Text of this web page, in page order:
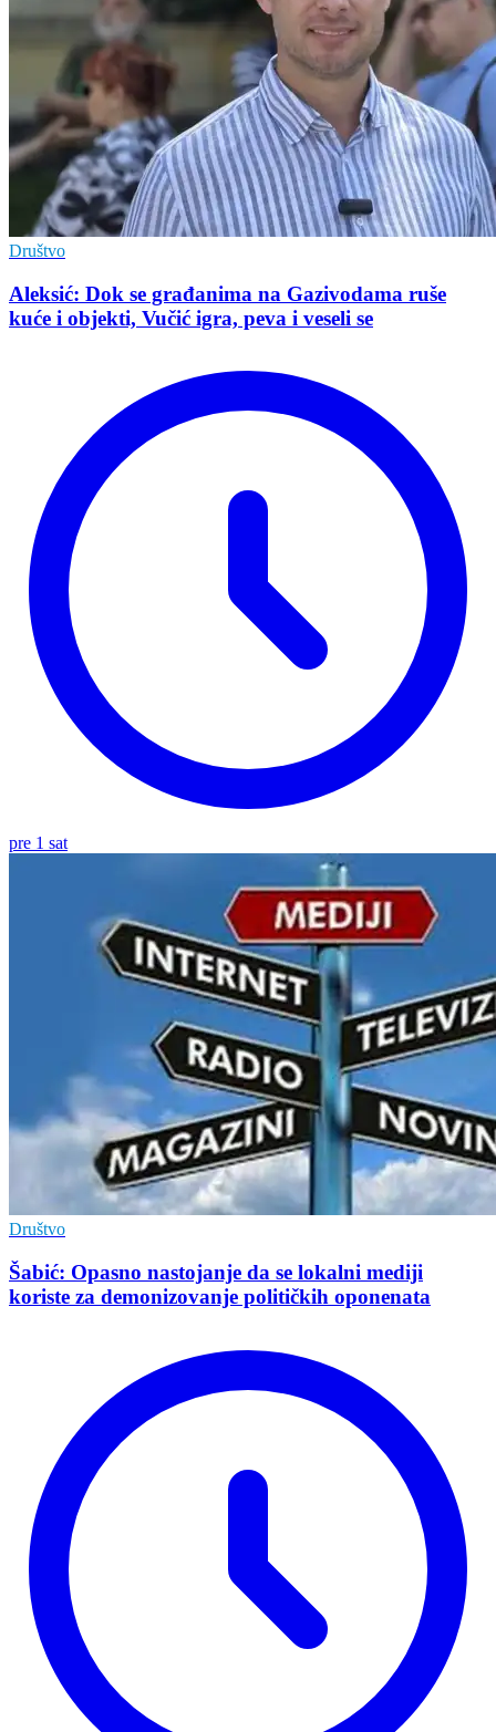
Društvo
Aleksić: Dok se građanima na Gazivodama ruše
kuće i objekti, Vučić igra, peva i veseli se
pre 1 sat
Društvo
Šabić: Opasno nastojanje da se lokalni mediji
koriste za demonizovanje političkih oponenata